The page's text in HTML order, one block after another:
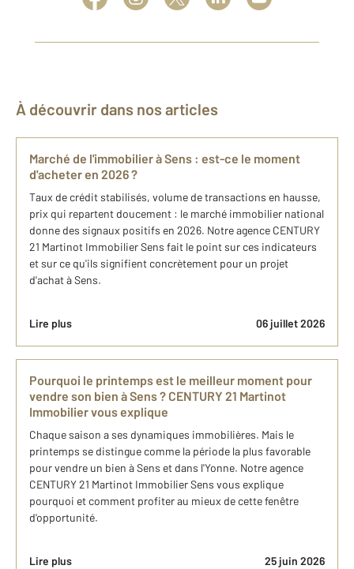
À découvrir dans nos articles
Marché de l'immobilier à Sens : est-ce le moment
d'acheter en 2026 ?
Taux de crédit stabilisés, volume de transactions en hausse,
prix qui repartent doucement : le marché immobilier national
donne des signaux positifs en 2026. Notre agence CENTURY
21 Martinot Immobilier Sens fait le point sur ces indicateurs
et sur ce qu'ils signifient concrètement pour un projet
d'achat à Sens.
Lire plus 06 juillet 2026
Pourquoi le printemps est le meilleur moment pour
vendre son bien à Sens ? CENTURY 21 Martinot
Immobilier vous explique
Chaque saison a ses dynamiques immobilières. Mais le
printemps se distingue comme la période la plus favorable
pour vendre un bien à Sens et dans l'Yonne. Notre agence
CENTURY 21 Martinot Immobilier Sens vous explique
pourquoi et comment profiter au mieux de cette fenêtre
d'opportunité.
Lire plus 25 juin 2026